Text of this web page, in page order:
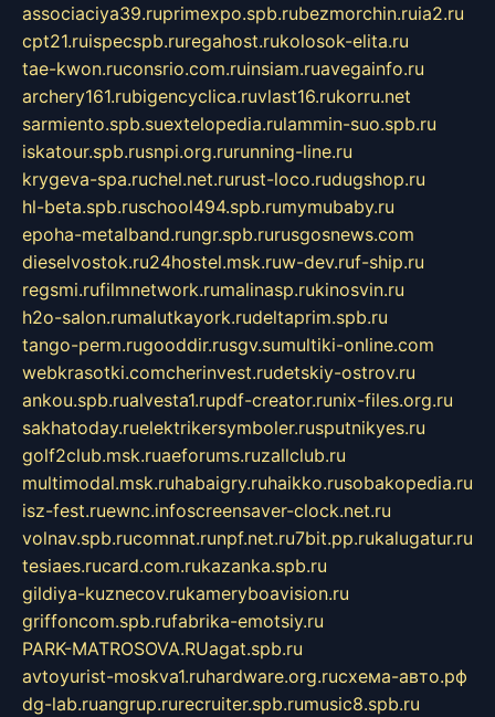
associaciya39.ruprimexpo.spb.rubezmorchin.ruia2.ru
cpt21.ruispecspb.ruregahost.rukolosok-elita.ru
tae-kwon.ruconsrio.com.ruinsiam.ruavegainfo.ru
archery161.rubigencyclica.ruvlast16.rukorru.net
sarmiento.spb.suextelopedia.rulammin-suo.spb.ru
iskatour.spb.rusnpi.org.rurunning-line.ru
krygeva-spa.ruchel.net.rurust-loco.rudugshop.ru
hl-beta.spb.ruschool494.spb.rumymubaby.ru
epoha-metalband.rungr.spb.rurusgosnews.com
dieselvostok.ru24hostel.msk.ruw-dev.ruf-ship.ru
regsmi.rufilmnetwork.rumalinasp.rukinosvin.ru
h2o-salon.rumalutkayork.rudeltaprim.spb.ru
tango-perm.rugooddir.rusgv.sumultiki-online.com
webkrasotki.comcherinvest.rudetskiy-ostrov.ru
ankou.spb.rualvesta1.rupdf-creator.runix-files.org.ru
sakhatoday.ruelektrikersymboler.rusputnikyes.ru
golf2club.msk.ruaeforums.ruzallclub.ru
multimodal.msk.ruhabaigry.ruhaikko.rusobakopedia.ru
isz-fest.ruewnc.infoscreensaver-clock.net.ru
volnav.spb.rucomnat.runpf.net.ru7bit.pp.rukalugatur.ru
tesiaes.rucard.com.rukazanka.spb.ru
gildiya-kuznecov.rukameryboavision.ru
griffoncom.spb.rufabrika-emotsiy.ru
PARK-MATROSOVA.RUagat.spb.ru
avtoyurist-moskva1.ruhardware.org.ruсхема-авто.рф
dg-lab.ruangrup.rurecruiter.spb.rumusic8.spb.ru